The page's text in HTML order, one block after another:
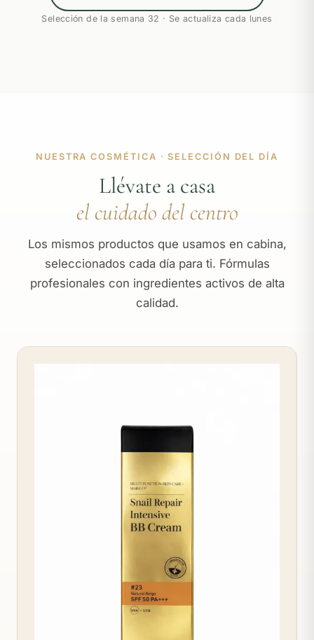
Selección de la semana 32 · Se actualiza cada lunes
NUESTRA COSMÉTICA · SELECCIÓN DEL DÍA
Llévate a casa
el cuidado del centro
Los mismos productos que usamos en cabina,
seleccionados cada día para ti. Fórmulas
profesionales con ingredientes activos de alta
calidad.